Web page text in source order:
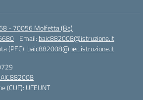
- 70056 Molfetta (Ba)
Email: baic882008@istruzione.it
(PEC): baic882008@pec.istruzione.it
(CUF): UFEUNT